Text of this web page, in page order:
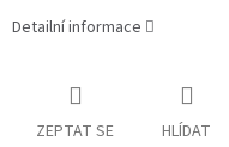
Detailní informace
ZEPTAT SE HLÍDAT